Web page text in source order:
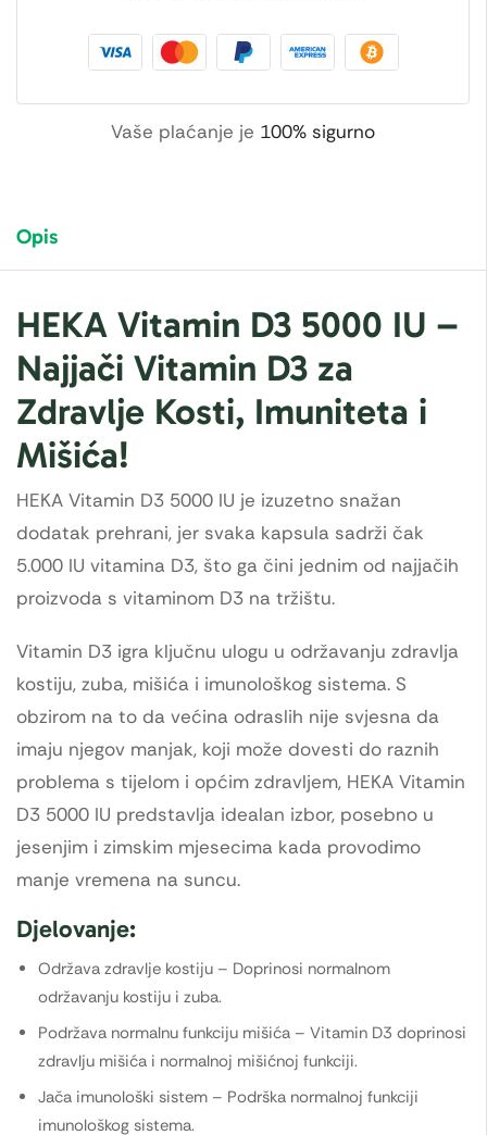
Vaše plaćanje je 100% sigurno
Opis
HEKA Vitamin D3 5000 IU –
Najjači Vitamin D3 za
Zdravlje Kosti, Imuniteta i
Mišića!
HEKA Vitamin D3 5000 IU je izuzetno snažan
dodatak prehrani, jer svaka kapsula sadrži čak
5.000 IU vitamina D3, što ga čini jednim od najjačih
proizvoda s vitaminom D3 na tržištu.
Vitamin D3 igra ključnu ulogu u održavanju zdravlja
kostiju, zuba, mišića i imunološkog sistema. S
obzirom na to da većina odraslih nije svjesna da
imaju njegov manjak, koji može dovesti do raznih
problema s tijelom i općim zdravljem, HEKA Vitamin
D3 5000 IU predstavlja idealan izbor, posebno u
jesenjim i zimskim mjesecima kada provodimo
manje vremena na suncu.
Djelovanje:
Održava zdravlje kostiju – Doprinosi normalnom
održavanju kostiju i zuba.
Podržava normalnu funkciju mišića – Vitamin D3 doprinosi
zdravlju mišića i normalnoj mišićnoj funkciji.
Jača imunološki sistem – Podrška normalnoj funkciji
imunološkog sistema.